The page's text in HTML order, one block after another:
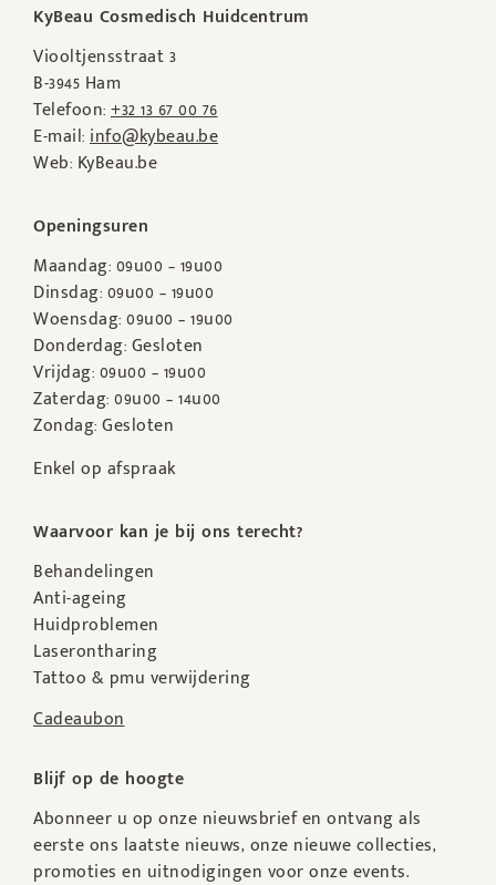
KyBeau Cosmedisch Huidcentrum
Viooltjensstraat 3
B-3945 Ham
Telefoon:+32 13 67 00 76
E-mail:info@kybeau.be
Web: KyBeau.be
Openingsuren
Maandag: 09u00 – 19u00
Dinsdag: 09u00 – 19u00
Woensdag: 09u00 – 19u00
Donderdag: Gesloten
Vrijdag: 09u00 – 19u00
Zaterdag: 09u00 – 14u00
Zondag: Gesloten
Enkel op afspraak
Waarvoor kan je bij ons terecht?
Behandelingen
Anti-ageing
Huidproblemen
Laserontharing
Tattoo & pmu verwijdering
Cadeaubon
Blijf op de hoogte
Abonneer u op onze nieuwsbrief en ontvang als
eerste ons laatste nieuws, onze nieuwe collecties,
promoties en uitnodigingen voor onze events.